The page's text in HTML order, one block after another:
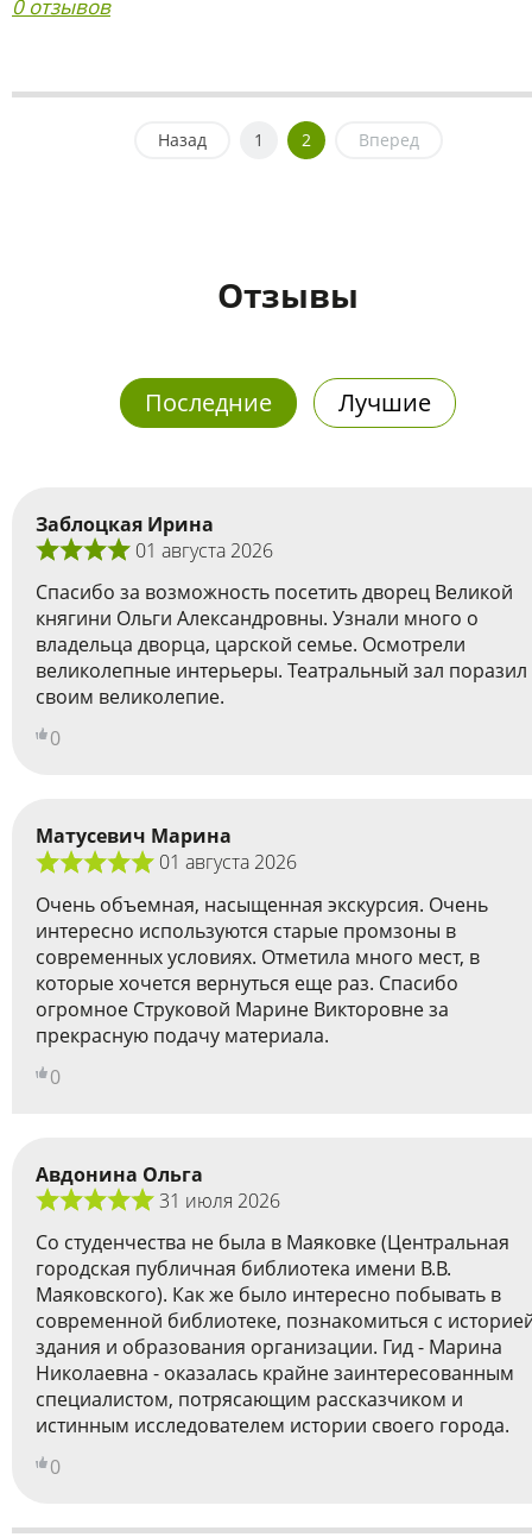
0 отзывов
Назад 1 2 Вперед
Отзывы
Последние Лучшие
Заблоцкая Ирина
01 августа 2026
Спасибо за возможность посетить дворец Великой
княгини Ольги Александровны. Узнали много о
владельца дворца, царской семье. Осмотрели
великолепные интерьеры. Театральный зал поразил
своим великолепие.
0
Матусевич Марина
01 августа 2026
Очень объемная, насыщенная экскурсия. Очень
интересно используются старые промзоны в
современных условиях. Отметила много мест, в
которые хочется вернуться еще раз. Спасибо
огромное Струковой Марине Викторовне за
прекрасную подачу материала.
0
Авдонина Ольга
31 июля 2026
Со студенчества не была в Маяковке (Центральная
городская публичная библиотека имени В.В.
Маяковского). Как же было интересно побывать в
современной библиотеке, познакомиться с
здания и образования организации. Гид - Марина
Николаевна - оказалась крайне заинтересованным
специалистом, потрясающим рассказчиком и
истинным исследователем истории своего города.
0